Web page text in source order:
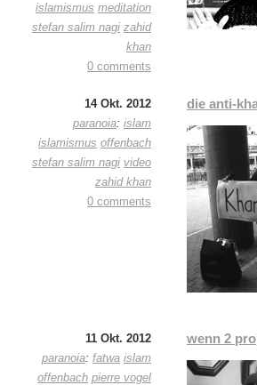
islamismus meditation
stefan salim nagi zahid
khan
0 comments
14 Okt. 2012
paranoia: islam
islamismus offenbach
stefan salim nagi video
zahid khan
0 comments
die anti-
11 Okt. 2012
paranoia: fatwa islam
offenbach pierre vogel
wenn 2